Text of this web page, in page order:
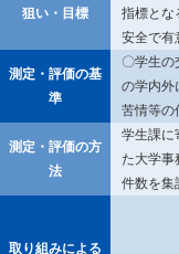
狙い・目標
指標とな
安全で有
測定・評価の基
準
〇学生の
の学内外
苦情等の
測定・評価の方
法
学生課に
た大学事
件数を集
取り組みによる